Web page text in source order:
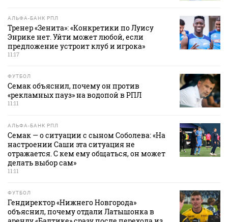
АЛЬФА-БАНК РПЛ
Тренер «Зенита»: «Конкретики по Луису
Энрике нет. Уйти может любой, если
предложение устроит клуб и игрока»
11:17
ФУТБОЛ
Семак объяснил, почему он против
«рекламных пауз» на водопой в РПЛ
11:11
АЛЬФА-БАНК РПЛ
Семак — о ситуации с сыном Соболева: «На
настроении Саши эта ситуация не
отражается. С кем ему общаться, он может
делать выбор сам»
11:11
ФУТБОЛ
Гендиректор «Нижнего Новгорода»
объяснил, почему отдали Латышонка в